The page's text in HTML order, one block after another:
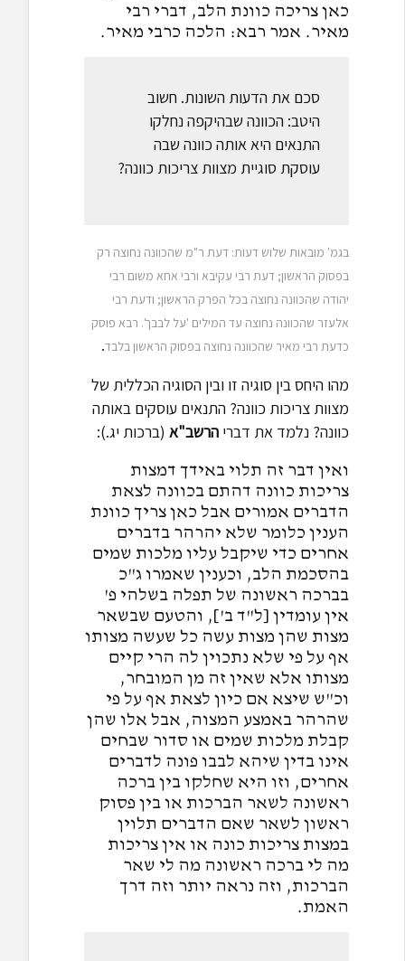
כאן צריכה כוונת הלב, דברי רבי
מאיר. אמר רבא: הלכה כרבי מאיר.
סכם את הדעות השונות. חשוב
היטב: הכוונה שבהיקפה נחלקו
התנאים היא אותה כוונה שבה
עוסקת סוגיית מצוות צריכות כוונה?
בגמ' מובאות שלוש דעות: דעת ר"מ שהכוונה נחוצה רק
בפסוק הראשון; דעת רבי עקיבא ורבי אחא משום רבי
יהודה שהכוונה נחוצה בכל הפרק הראשון; ודעת רבי
אלעזר שהכוונה נחוצה עד המילים 'על לבבך'. רבא פוסק
כדעת רבי מאיר שהכוונה נחוצה בפסוק הראשון בלבד.
מהו היחס בין סוגיה זו ובין הסוגיה הכללית של
מצוות צריכות כוונה? התנאים עוסקים באותה
כוונה? נלמד את דבריהרשב"א (ברכות יג.):
ואין דבר זה תלוי באידך דמצות
צריכות כוונה דהתם בכוונה לצאת
הדברים אמורים אבל כאן צריך כוונת
הענין כלומר שלא יהרהר בדברים
אחרים כדי שיקבל עליו מלכות שמים
בהסכמת הלב, וכענין שאמרו ג"כ
בברכה ראשונה של תפלה בשלהי פ'
אין עומדין [ל"ד ב'], והטעם שבשאר
מצות שהן מצות עשה כל שעשה מצותו
אף על פי שלא נתכוין לה הרי קיים
מצותו אלא שאין זה מן המובחר,
וכ"ש שיצא אם כיון לצאת אף על פי
שהרהר באמצע המצוה, אבל אלו שהן
קבלת מלכות שמים או סדור שבחים
אינו בדין שיהא לבבו פונה לדברים
אחרים, וזו היא שחלקו בין ברכה
ראשונה לשאר הברכות או בין פסוק
ראשון לשאר שאם הדברים תלוין
במצות צריכות כונה או אין צריכות
מה לי ברכה ראשונה מה לי שאר
הברכות, וזה נראה יותר וזה דרך
האמת.